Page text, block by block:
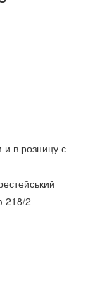
в розницу с
218/2